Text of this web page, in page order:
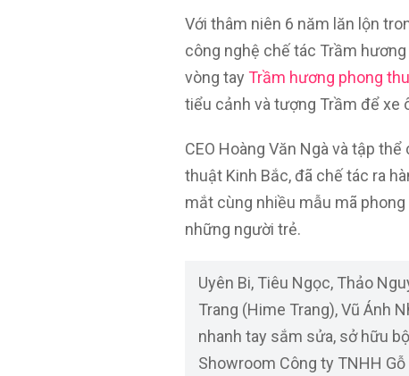
Với thâm niên 6 năm lăn lộn
công nghệ chế tác Trầm
vòng tay Trầm hương phong
tiểu cảnh và tượng Trầm để xe
CEO Hoàng Văn Ngà và tập
thuật Kinh Bắc, đã chế tác ra
mắt cùng nhiều mẫu mã
những người trẻ.
Uyên Bi, Tiêu Ngọc, Thảo
Trang (Hime Trang), Vũ Ánh
nhanh tay sắm sửa, sở hữu
Showroom Công ty TNHH